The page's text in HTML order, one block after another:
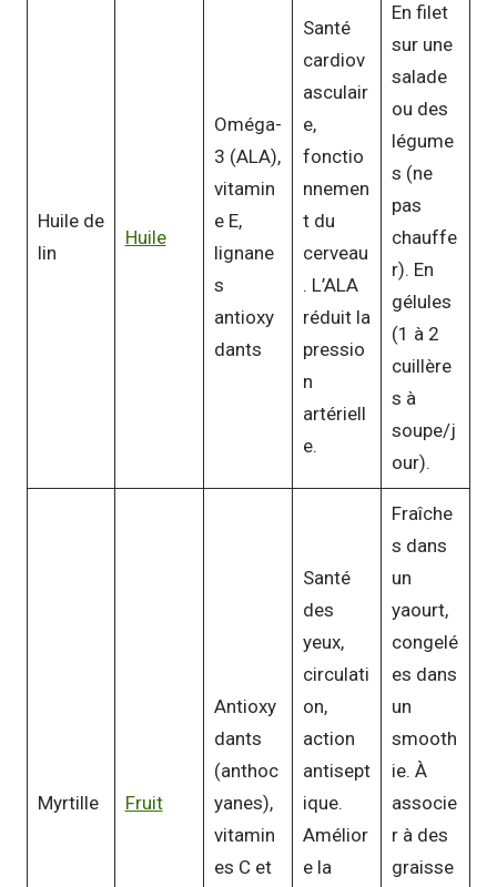
Huile de
lin
Huile
Oméga-
3 (ALA),
vitamin
e E,
lignane
s
antioxy
dants
Santé
cardiov
asculair
e,
fonctio
nnemen
t du
cerveau
. L’ALA
réduit la
pressio
n
artériell
e.
En filet
sur une
salade
ou des
légume
s (ne
pas
chauffe
r). En
gélules
(1 à 2
cuillère
s à
soupe/j
our).
Myrtille Fruit
Antioxy
dants
(anthoc
yanes),
vitamin
es C et
Santé
des
yeux,
circulati
on,
action
antisept
ique.
Amélior
e la
Fraîche
s dans
un
yaourt,
congelé
es dans
un
smooth
ie. À
associe
r à des
graisse